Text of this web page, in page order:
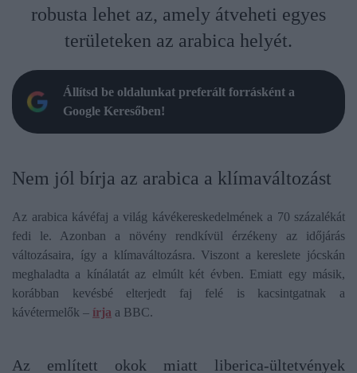
robusta lehet az, amely átveheti egyes
területeken az arabica helyét.
Állítsd be oldalunkat preferált forrásként a
Google Keresőben!
Nem jól bírja az arabica a klímaváltozást
Az arabica kávéfaj a világ kávékereskedelmének a 70 százalékát
fedi le. Azonban a növény rendkívül érzékeny az időjárás
változásaira, így a klímaváltozásra. Viszont a kereslete jócskán
meghaladta a kínálatát az elmúlt két évben. Emiatt egy másik,
korábban kevésbé elterjedt faj felé is kacsintgatnak a
kávétermelők – írja a BBC.
Az említett okok miatt liberica-ültetvények